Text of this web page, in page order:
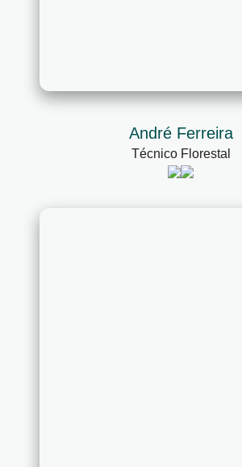
André Ferreira
Técnico Florestal